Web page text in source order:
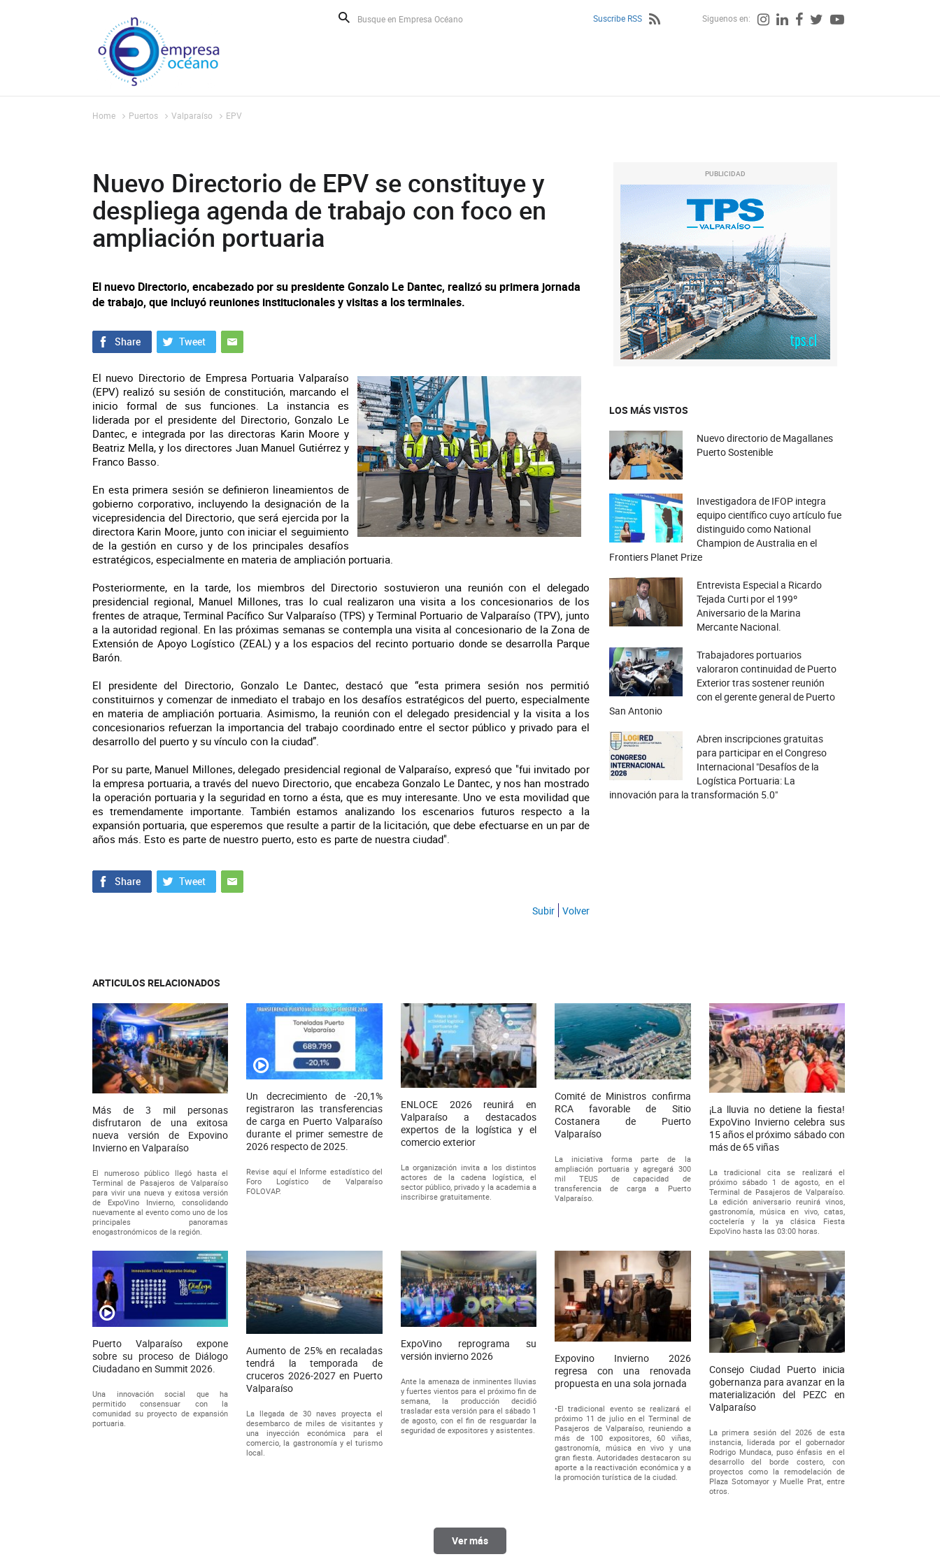
Suscribe RSS Siguenos en:
Home Puertos Valparaíso EPV
Nuevo Directorio de EPV se constituye y
despliega agenda de trabajo con foco en
ampliación portuaria
El nuevo Directorio, encabezado por su presidente Gonzalo Le Dantec, realizó su primera jornada
de trabajo, que incluyó reuniones institucionales y visitas a los terminales.
El nuevo Directorio de Empresa Portuaria Valparaíso
(EPV) realizó su sesión de constitución, marcando el
inicio formal de sus funciones. La instancia es
liderada por el presidente del Directorio, Gonzalo Le
Dantec, e integrada por las directoras Karin Moore y
Beatriz Mella, y los directores Juan Manuel Gutiérrez y
Franco Basso.
En esta primera sesión se definieron lineamientos de
gobierno corporativo, incluyendo la designación de la
vicepresidencia del Directorio, que será ejercida por la
directora Karin Moore, junto con iniciar el seguimiento
de la gestión en curso y de los principales desafíos
estratégicos, especialmente en materia de ampliación portuaria.
Posteriormente, en la tarde, los miembros del Directorio sostuvieron una reunión con el delegado
presidencial regional, Manuel Millones, tras lo cual realizaron una visita a los concesionarios de los
frentes de atraque, Terminal Pacífico Sur Valparaíso (TPS) y Terminal Portuario de Valparaíso (TPV), junto
a la autoridad regional. En las próximas semanas se contempla una visita al concesionario de la Zona de
Extensión de Apoyo Logístico (ZEAL) y a los espacios del recinto portuario donde se desarrolla Parque
Barón.
El presidente del Directorio, Gonzalo Le Dantec, destacó que “esta primera sesión nos permitió
constituirnos y comenzar de inmediato el trabajo en los desafíos estratégicos del puerto, especialmente
en materia de ampliación portuaria. Asimismo, la reunión con el delegado presidencial y la visita a los
concesionarios refuerzan la importancia del trabajo coordinado entre el sector público y privado para el
desarrollo del puerto y su vínculo con la ciudad”.
Por su parte, Manuel Millones, delegado presidencial regional de Valparaíso, expresó que "fui invitado por
la empresa portuaria, a través del nuevo Directorio, que encabeza Gonzalo Le Dantec, y nos han mostrado
la operación portuaria y la seguridad en torno a ésta, que es muy interesante. Uno ve esta movilidad que
es tremendamente importante. También estamos analizando los escenarios futuros respecto a la
expansión portuaria, que esperemos que resulte a partir de la licitación, que debe efectuarse en un par de
años más. Esto es parte de nuestro puerto, esto es parte de nuestra ciudad".
Subir Volver
PUBLICIDAD
LOS MÁS VISTOS
Nuevo directorio de Magallanes
Puerto Sostenible
Investigadora de IFOP integra
equipo científico cuyo artículo fue
distinguido como National
Champion de Australia en el
Frontiers Planet Prize
Entrevista Especial a Ricardo
Tejada Curti por el 199º
Aniversario de la Marina
Mercante Nacional.
Trabajadores portuarios
valoraron continuidad de Puerto
Exterior tras sostener reunión
con el gerente general de Puerto
San Antonio
Abren inscripciones gratuitas
para participar en el Congreso
Internacional "Desafíos de la
Logística Portuaria: La
innovación para la transformación 5.0"
ARTICULOS RELACIONADOS
Más de 3 mil personas
disfrutaron de una exitosa
nueva versión de Expovino
Invierno en Valparaíso
El numeroso público llegó hasta el
Terminal de Pasajeros de Valparaíso
para vivir una nueva y exitosa versión
de ExpoVino Invierno, consolidando
nuevamente al evento como uno de los
principales panoramas
enogastronómicos de la región.
Un decrecimiento de -20,1%
registraron las transferencias
de carga en Puerto Valparaíso
durante el primer semestre de
2026 respecto de 2025.
Revise aquí el Informe estadístico del
Foro Logístico de Valparaíso
FOLOVAP.
ENLOCE 2026 reunirá en
Valparaíso a destacados
expertos de la logística y el
comercio exterior
La organización invita a los distintos
actores de la cadena logística, el
sector público, privado y la academia a
inscribirse gratuitamente.
Comité de Ministros confirma
RCA favorable de Sitio
Costanera de Puerto
Valparaíso
La iniciativa forma parte de la
ampliación portuaria y agregará 300
mil TEUS de capacidad de
transferencia de carga a Puerto
Valparaíso.
¡La lluvia no detiene la fiesta!
ExpoVino Invierno celebra sus
15 años el próximo sábado con
más de 65 viñas
La tradicional cita se realizará el
próximo sábado 1 de agosto, en el
Terminal de Pasajeros de Valparaíso.
La edición aniversario reunirá vinos,
gastronomía, música en vivo, catas,
coctelería y la ya clásica Fiesta
ExpoVino hasta las 03:00 horas.
Puerto Valparaíso expone
sobre su proceso de Diálogo
Ciudadano en Summit 2026.
Una innovación social que ha
permitido consensuar con la
comunidad su proyecto de expansión
portuaria.
Aumento de 25% en recaladas
tendrá la temporada de
cruceros 2026-2027 en Puerto
Valparaíso
La llegada de 30 naves proyecta el
desembarco de miles de visitantes y
una inyección económica para el
comercio, la gastronomía y el turismo
local.
ExpoVino reprograma su
versión invierno 2026
Ante la amenaza de inminentes lluvias
y fuertes vientos para el próximo fin de
semana, la producción decidió
trasladar esta versión para el sábado 1
de agosto, con el fin de resguardar la
seguridad de expositores y asistentes.
Expovino Invierno 2026
regresa con una renovada
propuesta en una sola jornada
•El tradicional evento se realizará el
próximo 11 de julio en el Terminal de
Pasajeros de Valparaíso, reuniendo a
más de 100 expositores, 60 viñas,
gastronomía, música en vivo y una
gran fiesta. Autoridades destacaron su
aporte a la reactivación económica y a
la promoción turística de la ciudad.
Consejo Ciudad Puerto inicia
gobernanza para avanzar en la
materialización del PEZC en
Valparaíso
La primera sesión del 2026 de esta
instancia, liderada por el gobernador
Rodrigo Mundaca, puso énfasis en el
desarrollo del borde costero, con
proyectos como la remodelación de
Plaza Sotomayor y Muelle Prat, entre
otros.
Ver más